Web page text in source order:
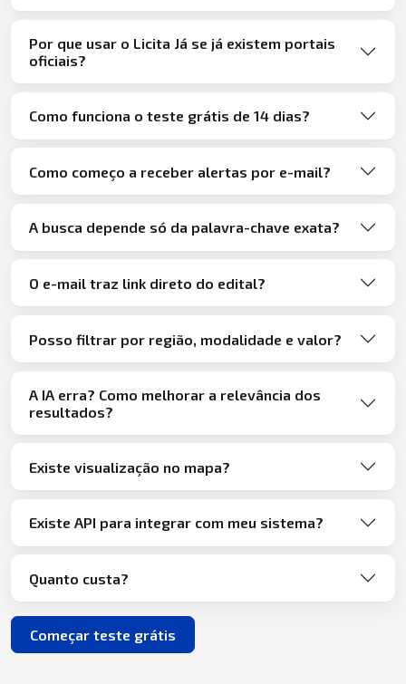
Por que usar o Licita Já se já existem portais
oficiais?
Como funciona o teste grátis de 14 dias?
Como começo a receber alertas por e-mail?
A busca depende só da palavra-chave exata?
O e-mail traz link direto do edital?
Posso filtrar por região, modalidade e valor?
A IA erra? Como melhorar a relevância dos
resultados?
Existe visualização no mapa?
Existe API para integrar com meu sistema?
Quanto custa?
Começar teste grátis